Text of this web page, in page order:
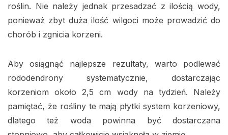
roślin. Nie należy jednak przesadzać z ilością wody,
ponieważ zbyt duża ilość wilgoci może prowadzić do
chorób i zgnicia korzeni.
Aby osiągnąć najlepsze rezultaty, warto podlewać
rododendrony systematycznie, dostarczając
korzeniom około 2,5 cm wody na tydzień. Należy
pamiętać, że rośliny te mają płytki system korzeniowy,
dlatego też woda powinna być dostarczana